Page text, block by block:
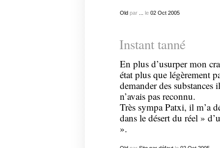
Old par le 02 Oct 2005
Instant tanné
En plus d’usurper mon
état plus que légèrement
demander des substances
n’avais pas reconnu.
Très sympa Patxi, il m’a
dans le désert du réel »
».